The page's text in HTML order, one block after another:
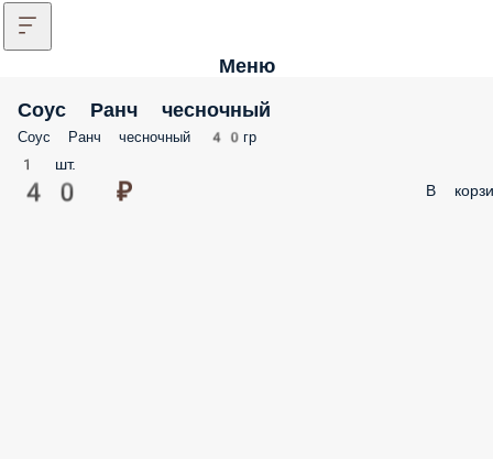
Меню
Соус Ранч чесночный
Соус Ранч чесночный 40гр
1 шт.
40 ₽ В